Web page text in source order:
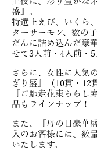
盛』。
特選上えび、いくら
ターサーモン、数の
だんに詰め込んだ豪
せて3人前・4人前・5
さらに、女性に人気
ぎり盛』（10貫・12
『ご馳走花束ちらし
品もラインナップ！
また、『母の日豪華
入のお客様には、数
いたします。